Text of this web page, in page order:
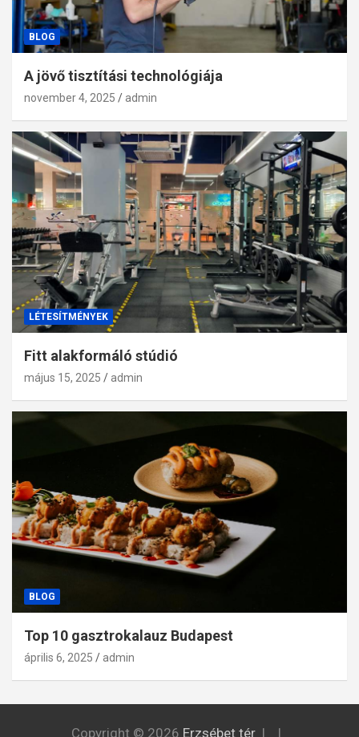
BLOG
A jövő tisztítási technológiája
november 4, 2025 admin
LÉTESÍTMÉNYEK
Fitt alakformáló stúdió
május 15, 2025 admin
BLOG
Top 10 gasztrokalauz Budapest
április 6, 2025 admin
Copyright © 2026 Erzsébet tér